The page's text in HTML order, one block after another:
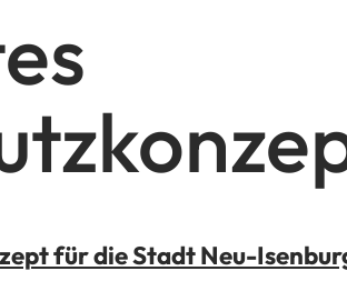
für die Stadt Neu-